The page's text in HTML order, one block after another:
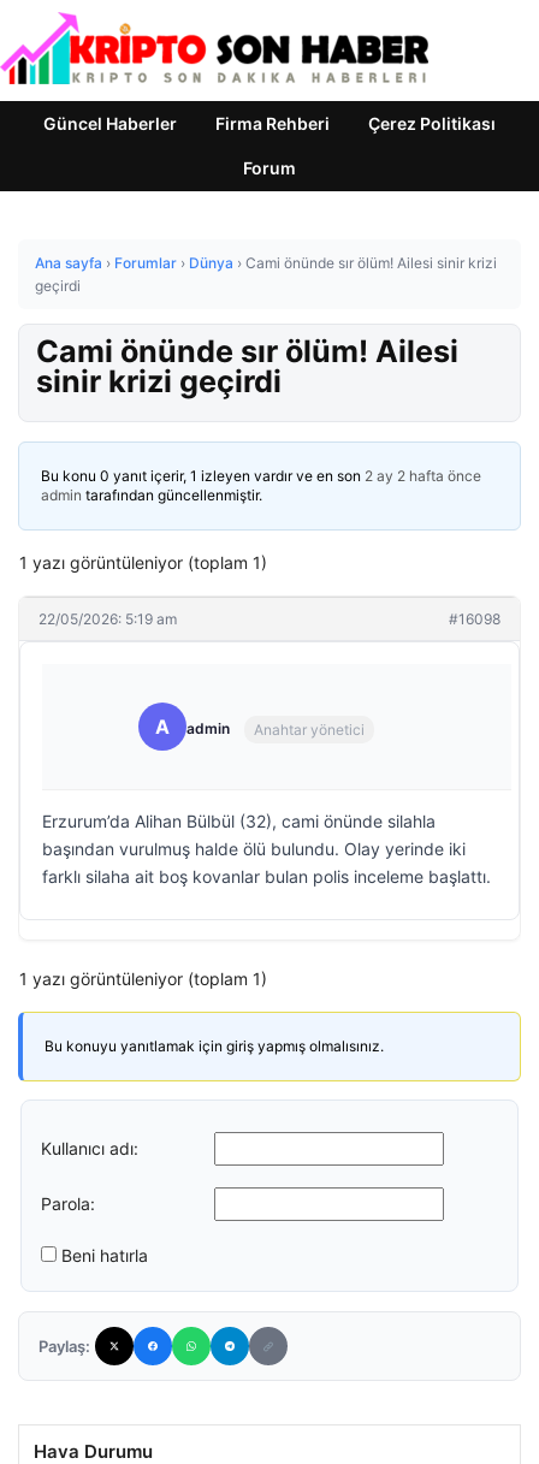
Güncel Haberler Firma Rehberi Çerez Politikası
Forum
Ana sayfa › Forumlar › Dünya › Cami önünde sır ölüm! Ailesi sinir krizi
geçirdi
Cami önünde sır ölüm! Ailesi
sinir krizi geçirdi
Bu konu 0 yanıt içerir, 1 izleyen vardır ve en son 2 ay 2 hafta önce
admin tarafından güncellenmiştir.
1 yazı görüntüleniyor (toplam 1)
22/05/2026: 5:19 am #16098
A admin Anahtar yönetici
Erzurum’da Alihan Bülbül (32), cami önünde silahla
başından vurulmuş halde ölü bulundu. Olay yerinde iki
farklı silaha ait boş kovanlar bulan polis inceleme başlattı.
1 yazı görüntüleniyor (toplam 1)
Bu konuyu yanıtlamak için giriş yapmış olmalısınız.
Kullanıcı adı:
Parola:
Beni hatırla
Paylaş:
Hava Durumu